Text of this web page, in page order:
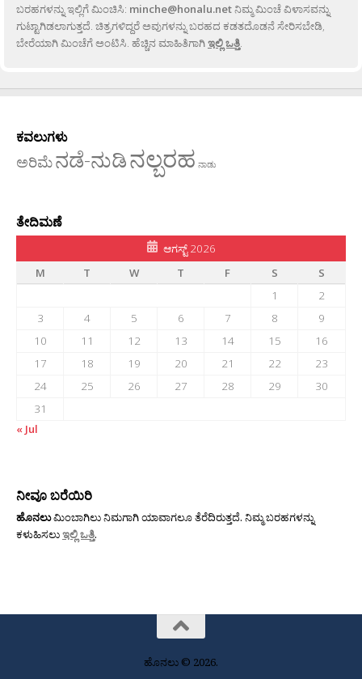
ಬರಹಗಳನ್ನು ಇಲ್ಲಿಗೆ ಮಿಂಚಿಸಿ: minche@honalu.netನಿಮ್ಮ ಮಿಂಚೆ ವಿಳಾಸವನ್ನು
ಗುಟ್ಟಾಗಿಡಲಾಗುತ್ತದೆ. ಚಿತ್ರಗಳಿದ್ದರೆ ಅವುಗಳನ್ನು ಬರಹದ ಕಡತದೊಡನೆ ಸೇರಿಸಬೇಡಿ,
ಬೇರೆಯಾಗಿ ಮಿಂಚೆಗೆ ಅಂಟಿಸಿ. ಹೆಚ್ಚಿನ ಮಾಹಿತಿಗಾಗಿಇಲ್ಲಿ ಒತ್ತಿ
ಕವಲುಗಳು
ಅರಿಮೆನಡೆ-ನುಡಿನಲ್ಬರಹ ನಾಡು
ತೇದಿಮಣೆ
ಆಗಸ್ಟ್ 2026
M
T W T F S
S
1
2
3
4 5 6 7 8
9
10
11 12 13 14 15
16
17
18 19 20 21 22
23
24
25 26 27 28 29
30
31
« Jul
ನೀವೂ ಬರೆಯಿರಿ
ಹೊನಲುಮಿಂಬಾಗಿಲು ನಿಮಗಾಗಿ ಯಾವಾಗಲೂ ತೆರೆದಿರುತ್ತದೆ. ನಿಮ್ಮ ಬರಹಗಳನ್ನು
ಕಳುಹಿಸಲುಇಲ್ಲಿ ಒತ್ತಿ.
ಹೊನಲು © 2026.